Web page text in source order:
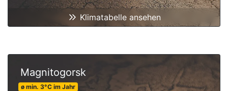
Klimatabelle ansehen
Magnitogorsk
ø min. 3°C im Jahr